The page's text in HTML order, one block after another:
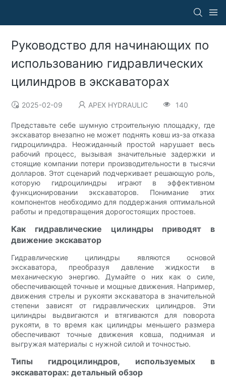
Руководство для начинающих по
использованию гидравлических
цилиндров в экскаваторах
2025-02-09 APEX HYDRAULIC 140
Представьте себе шумную строительную площадку, где
экскаватор внезапно не может поднять ковш из-за отказа
гидроцилиндра. Неожиданный простой нарушает весь
рабочий процесс, вызывая значительные задержки и
стоящие компании потери производительности в тысячи
долларов. Этот сценарий подчеркивает решающую роль,
которую гидроцилиндры играют в эффективном
функционировании экскаваторов. Понимание этих
компонентов необходимо для поддержания оптимальной
работы и предотвращения дорогостоящих простоев.
Как гидравлические цилиндры приводят в
движение экскаватор
Гидравлические цилиндры являются основой
экскаватора, преобразуя давление жидкости в
механическую энергию. Думайте о них как о силе,
обеспечивающей точные и мощные движения. Например,
движения стрелы и рукояти экскаватора в значительной
степени зависят от гидравлических цилиндров. Эти
цилиндры выдвигаются и втягиваются для поворота
рукояти, в то время как цилиндры меньшего размера
обеспечивают точные движения ковша, поднимая и
выгружая материалы с нужной силой и точностью.
Типы гидроцилиндров, используемых в
экскаваторах: детальный обзор